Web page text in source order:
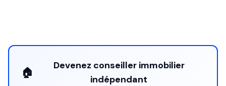
🏠
Devenez conseiller immobilier
indépendant